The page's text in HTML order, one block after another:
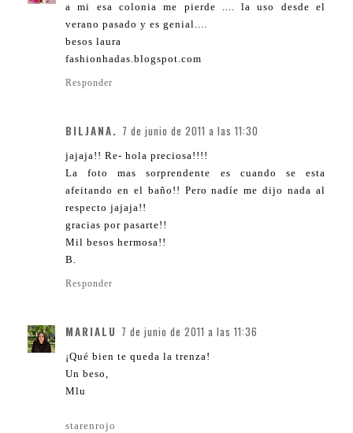
a mi esa colonia me pierde .... la uso desde el
verano pasado y es genial....
besos laura
fashionhadas.blogspot.com
Responder
BILJANA. 7 de junio de 2011 a las 11:30
jajaja!! Re- hola preciosa!!!!
La foto mas sorprendente es cuando se esta
afeitando en el baño!! Pero nadíe me dijo nada al
respecto jajaja!!
gracias por pasarte!!
Mil besos hermosa!!
B.
Responder
MARIALU 7 de junio de 2011 a las 11:36
¡Qué bien te queda la trenza!
Un beso,
Mlu
starenrojo